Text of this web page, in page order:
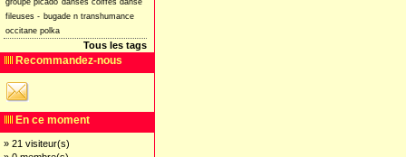
fileuses - bugade n transhumance
occitane polka
Tous les tags
Recommandez-nous
En ce moment
» 21 visiteur(s)